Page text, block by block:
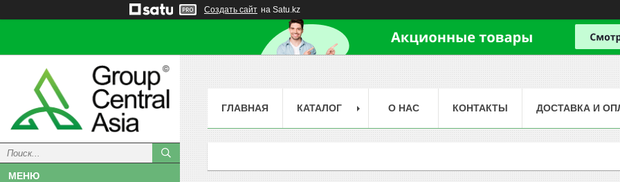
Создать сайт на Satu.kz
ГЛАВНАЯ КАТАЛОГ О НАС КОНТАКТЫ ДОСТАВКА И